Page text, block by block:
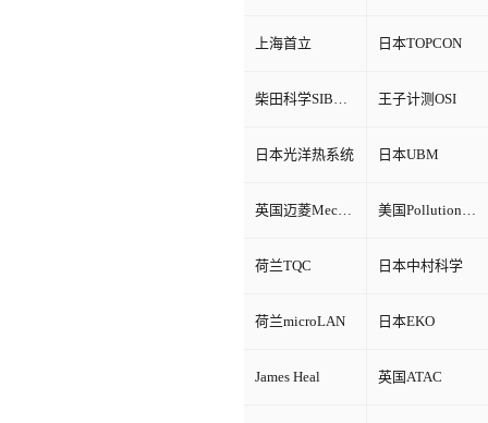
上海首立 日本TOPCON
柴田科学SIBATA 王子计测OSI
日本光洋热系统 日本UBM
英国迈菱Mecmesin 美国Pollution Control Products
荷兰TQC 日本中村科学
荷兰microLAN 日本EKO
James Heal 英国ATAC